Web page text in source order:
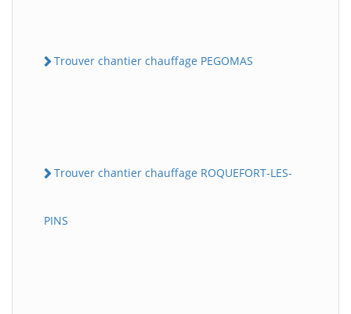
Trouver chantier chauffage PEGOMAS
Trouver chantier chauffage ROQUEFORT-LES-
PINS